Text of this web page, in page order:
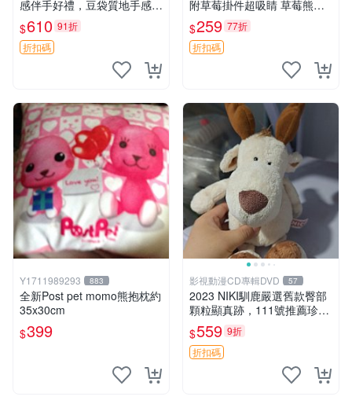
感伴手好禮，豆袋質地手感
佳，抱枕小熊 recom 推薦 白
色豆袋 玩具
$610 91折
折扣碼
附草莓掛件超吸睛 草莓熊手
提包 草莓掛件 可愛portunes
e
$259 77折
折扣碼
Y1711989293 883
全新Post pet momo熊抱枕約
35x30cm
$399
影視動漫CD專輯DVD 57
2023 NIKI馴鹿嚴選舊款臀部
顆粒顯真跡，111號推薦珍藏
品 馴鹿 舊款 尾巴顆粒
$559 9折
折扣碼